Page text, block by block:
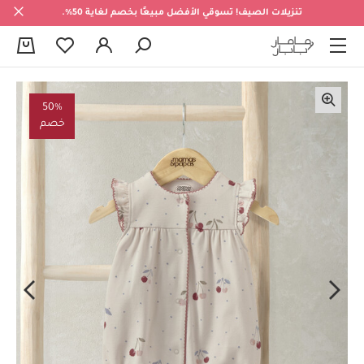
تنزيلات الصيف! تسوقي الأفضل مبيعًا بخصم لغاية 50%.
50%
خصم